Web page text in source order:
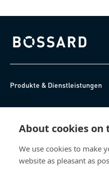
About cookies on
We use cookies to make
website as pleasant as
Bossard homepage
Produkte & Dienstleistungen
Wissen
Über uns